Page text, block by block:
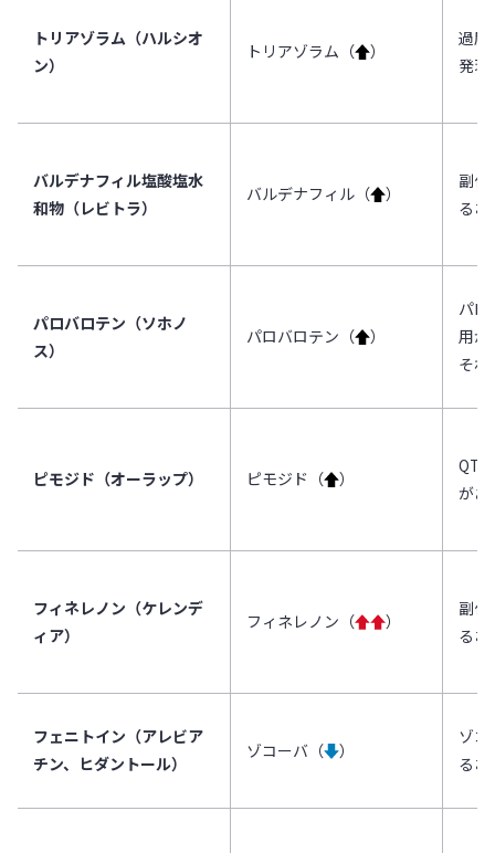
トリアゾラム（ハルシオ
ン）
トリアゾラム（↑）
過度
発現
バルデナフィル塩酸塩水
和物（レビトラ）
バルデナフィル（↑）
副作
るお
パロバロテン（ソホノ
ス）
パロバロテン（↑）
パロ
用が
それ
ピモジド（オーラップ） ピモジド（↑）
QT
があ
フィネレノン（ケレンデ
ィア）
フィネレノン（↑↑）
副作
るお
フェニトイン（アレビア
チン、ヒダントール）
ゾコーバ（↓）
ゾコ
るお